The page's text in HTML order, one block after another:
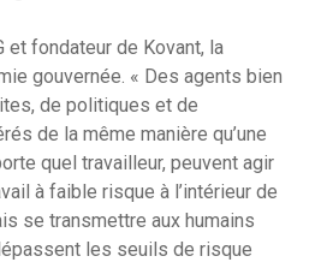
et fondateur de Kovant, la
gouvernée. « Des agents bien
de politiques et de
de la même manière qu’une
quel travailleur, peuvent agir
à faible risque à l’intérieur de
se transmettre aux humains
les seuils de risque